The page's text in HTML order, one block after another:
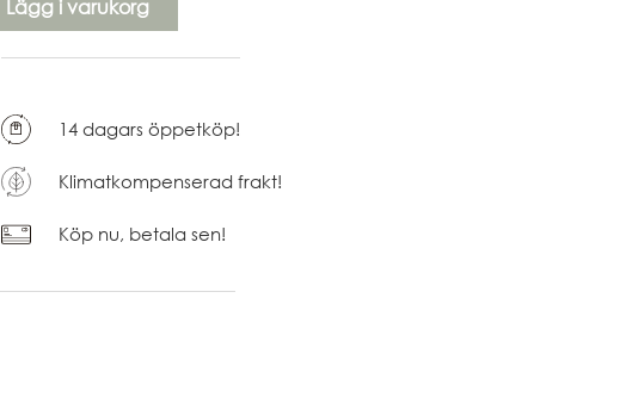
Lägg i varukorg
14 dagars öppetköp!
Klimatkompenserad frakt!
Köp nu, betala sen!